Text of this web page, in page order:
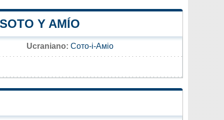
Y AMÍO
Ucraniano: Сото-і-Аміо